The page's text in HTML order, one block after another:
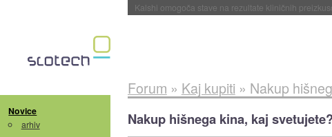
Sandisk že prodal več kot polovico SSD-jev za
Novice
arhiv
Forum » Kaj kupiti » Nakup
Nakup hišnega kina, kaj